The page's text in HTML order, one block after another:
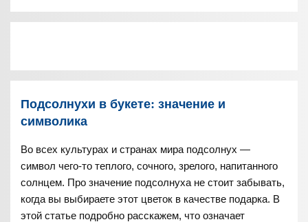
Подсолнухи в букете: значение и
символика
Во всех культурах и странах мира подсолнух —
символ чего-то теплого, сочного, зрелого, напитанного
солнцем. Про значение подсолнуха не стоит забывать,
когда вы выбираете этот цветок в качестве подарка. В
этой статье подробно расскажем, что означает